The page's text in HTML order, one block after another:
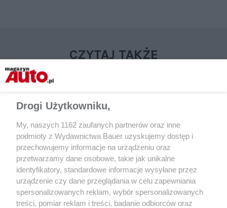
CZYTAJ TAKŻE
MOTOR RETRO
Zaporożec ZAZ 968 – test | „Motor”
MOTOR RETRO
Szara
Drogi Użytkowniku,
My, naszych 1162 zaufanych partnerów oraz inne
podmioty z Wydawnictwa Bauer uzyskujemy dostęp i
przechowujemy informacje na urządzeniu oraz
przetwarzamy dane osobowe, takie jak unikalne
identyfikatory, standardowe informacje wysyłane przez
urządzenie czy dane przeglądania w celu zapewniania
spersonalizowanych reklam, wybór spersonalizowanych
treści, pomiar reklam i treści, badanie odbiorców oraz